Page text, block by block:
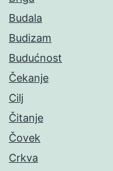
Budala
Budizam
Budućnost
Čekanje
Cilj
Čitanje
Čovek
Crkva